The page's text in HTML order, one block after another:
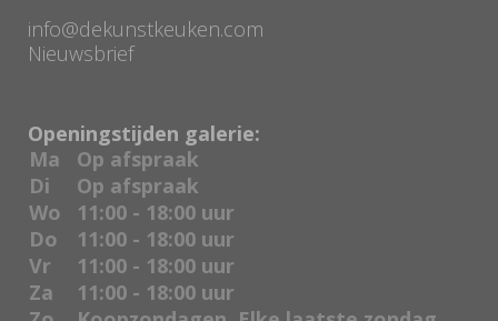
info@dekunstkeuken.com
Nieuwsbrief
Openingstijden galerie:
Ma
Op afspraak
Di
Op afspraak
Wo
11:00 - 18:00 uur
Do
11:00 - 18:00 uur
Vr
11:00 - 18:00 uur
Za
11:00 - 18:00 uur